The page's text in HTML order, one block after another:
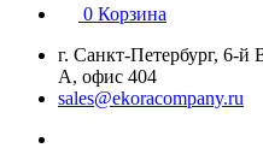
0 Корзина
г. Санкт-Петербург, 6-й
А, офис 404
sales@ekoracompany.ru